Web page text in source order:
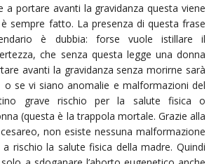
a portare avanti la gravidanza questa viene
sempre fatto. La presenza di questa frase
è dubbia: forse vuole istillare il
che senza questa legge una donna
avanti la gravidanza senza morirne sarà
se vi siano anomalie e malformazioni del
grave rischio per la salute fisica o
(questa è la trappola mortale. Grazie alla
non esiste nessuna malformazione
rischio la salute fisica della madre. Quindi